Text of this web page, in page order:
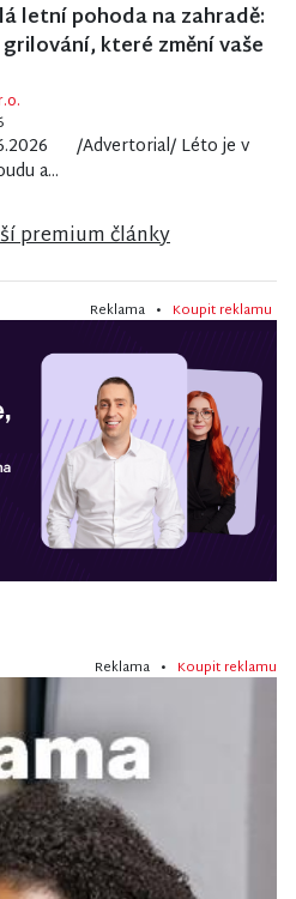
letní pohoda na zahradě:
které změní vaše
/Advertorial/ Léto je v
a...
premium články
Reklama • Koupit reklamu
Reklama • Koupit reklamu